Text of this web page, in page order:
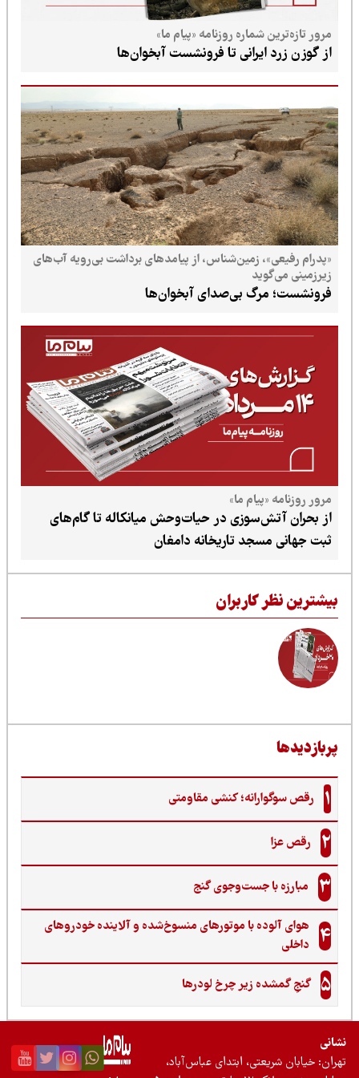
روزنامه «پیام ما»
تا فرونشست آبخوان‌ها
زمین‌شناس، از پیامدهای برداشت بی‌رویه آب‌های
بی‌صدای آبخوان‌ها
ما»
در حیات‌وحش میانکاله تا گام‌های
تاریخانه دامغان
کاربران
فاصله قانون و اجرای محیط‌زیست تا روایت‌های
انسانی از اوتیسم
کنشی مقاومتی
جست‌وجوی گنج‌
با موتورهای منسوخ‌شده و آلاینده خودروهای
زیر چرخ لودرها
ابتدای عباس‌آباد،